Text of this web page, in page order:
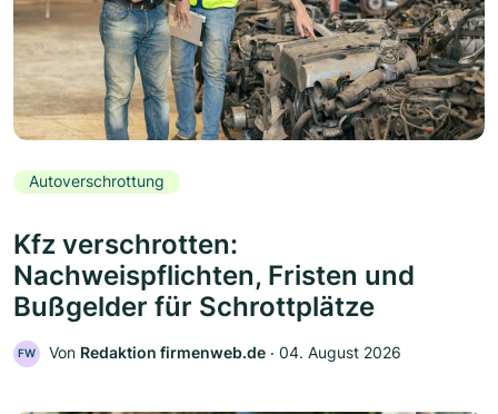
Autoverschrottung
Kfz verschrotten:
Nachweispflichten, Fristen und
Bußgelder für Schrottplätze
FW Von Redaktion firmenweb.de ‧ 04. August 2026